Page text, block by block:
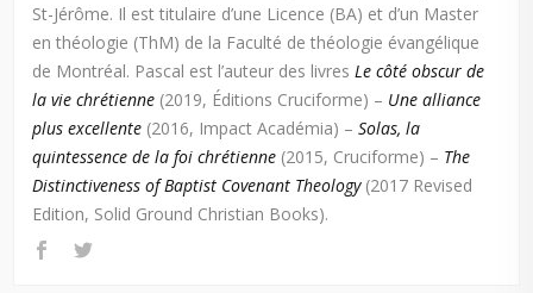
St-Jérôme. Il est titulaire d’une Licence (BA) et d’un Master
en théologie (ThM) de la Faculté de théologie évangélique
de Montréal. Pascal est l’auteur des livres Le côté obscur de
la vie chrétienne (2019, Éditions Cruciforme) – Une alliance
plus excellente (2016, Impact Académia) –Solas, la
quintessence de la foi chrétienne (2015, Cruciforme) – The
Distinctiveness of Baptist Covenant Theology(2017 Revised
Edition, Solid Ground Christian Books).